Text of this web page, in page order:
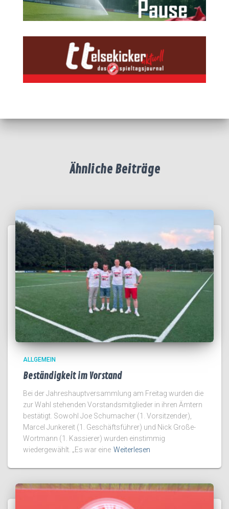
Ähnliche Beiträge
ALLGEMEIN
Beständigkeit im Vorstand
Bei der Jahreshauptversammlung am Freitag wurden die
zur Wahl stehenden Vorstandsmitglieder in ihren Ämtern
bestätigt. Sowohl Joe Schumacher (1. Vorsitzender),
Marcel Junkereit (1. Geschäftsführer) und Nick Große-
Wortmann (1. Kassierer) wurden einstimmig
wiedergewählt. „Es war eine Weiterlesen